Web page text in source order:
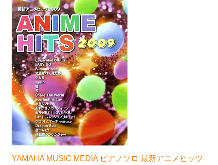
YAMAHA MUSIC MEDIA ピアノソロ 最新アニメヒッツ